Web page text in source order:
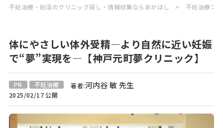
不妊治療・妊活のクリニック探し・情報収集ならあかほし 不妊治療コ
体にやさしい体外受精―より自然に近い妊娠
で“夢”実現を―【神戸元町夢クリニック】
PR 不妊治療 著者:河内谷 敏 先生
2025/02/17 公開